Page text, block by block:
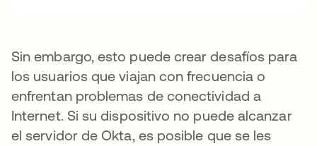
Sin embargo, esto puede crear desafíos para
los usuarios que viajan con frecuencia o
enfrentan problemas de conectividad a
Internet. Si su dispositivo no puede alcanzar
el servidor de Okta, es posible que se les